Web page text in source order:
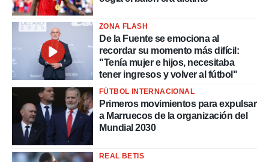
ZONA FLASH
De la Fuente se emociona al
recordar su momento más difícil:
"Tenía mujer e hijos, necesitaba
tener ingresos y volver al fútbol"
FÚTBOL INTERNACIONAL
Primeros movimientos para expulsar
a Marruecos de la organización del
Mundial 2030
REAL BETIS